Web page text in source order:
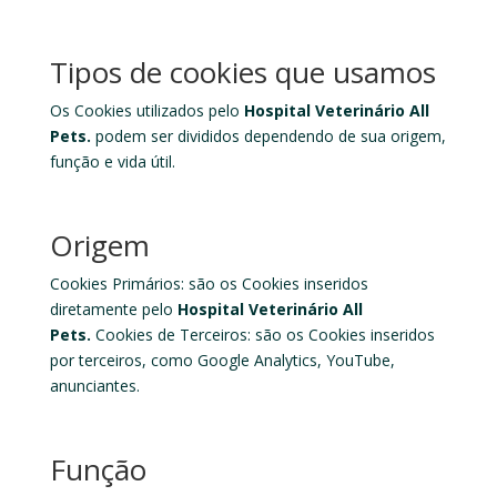
Tipos de cookies que usamos
Os Cookies utilizados pelo Hospital Veterinário All
Pets. podem ser divididos dependendo de sua origem,
função e vida útil.
Origem
Cookies Primários: são os Cookies inseridos
diretamente pelo Hospital Veterinário All
Pets. Cookies de Terceiros: são os Cookies inseridos
por terceiros, como Google Analytics, YouTube,
anunciantes.
Função